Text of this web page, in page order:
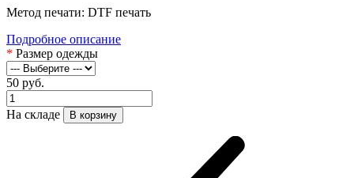
Метод печати: DTF печать
Подробное описание
* Размер одежды
50 руб.
На складе В корзину